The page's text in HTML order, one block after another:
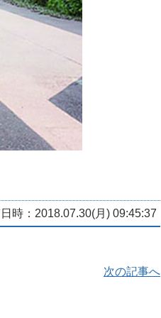
時：2018.07.30(月) 09:45:37
次の記事へ